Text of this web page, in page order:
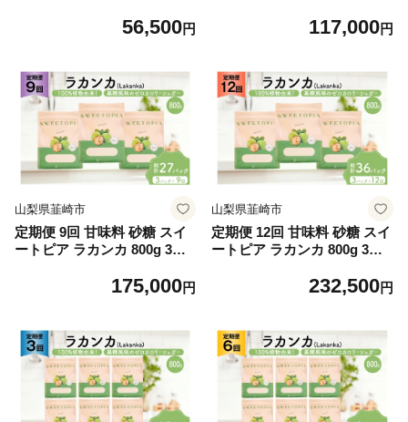
市 20745551] 定期 3ヶ月 顆粒
ボ 糖類ゼロ ダイエット お菓
子 カロリーオフ 低GI 黒糖 風
味 ふるさと納税 ふるさと 返
礼品
56,500円
市 20745550] 定期 6ヶ月 顆粒
ボ 糖類ゼロ ダイエット お菓
子 カロリーオフ 低GI 黒糖 風
味 ふるさと納税 ふるさと 返
礼品
117,000円
山梨県韮崎市
定期便 9回 甘味料 砂糖 スイ
ートピア ラカンカ 800g 3袋
市 20745549] 定期 9ヶ月 顆粒
ボ 糖類ゼロ ダイエット お菓
子 カロリーオフ 低GI 黒糖 風
味 ふるさと納税 ふるさと 返
175,000円
山梨県韮崎市
定期便 12回 甘味料 砂糖 スイ
ートピア ラカンカ 800g 3袋
市 20745548] 定期 12ヶ月 顆
カボ 糖類ゼロ ダイエット お
菓子 カロリーオフ 低GI 黒糖
風味 ふるさと納税 ふるさと
返礼品
232,500円